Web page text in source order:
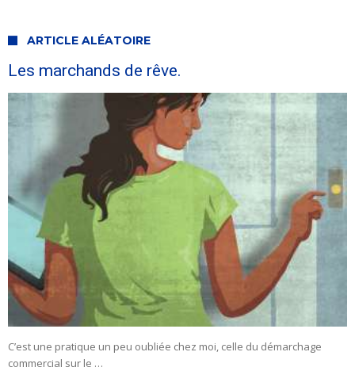
ARTICLE ALÉATOIRE
Les marchands de rêve.
C’est une pratique un peu oubliée chez moi, celle du démarchage
commercial sur le …